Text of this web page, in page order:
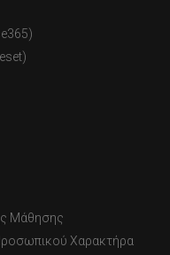
Μάθησης
Χαρακτήρα